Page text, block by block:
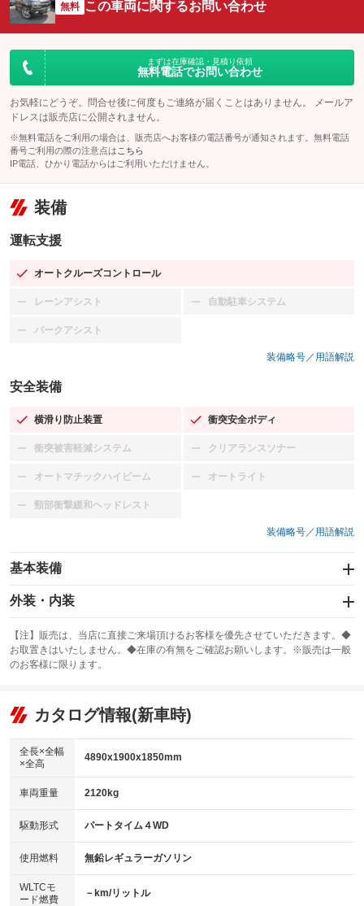
無料 この車両に関するお問い合わせ
まずは在庫確認・見積り依頼
無料電話でお問い合わせ
お気軽にどうぞ。問合せ後に何度もご連絡が届くことはありません。 メールア
ドレスは販売店に公開されません。
※無料電話をご利用の場合は、販売店へお客様の電話番号が通知されます。無料電話
番号ご利用の際の注意点は こちら
IP電話、ひかり電話からはご利用いただけません。
装備
運転支援
オートクルーズコントロール
：装備あり
レーンアシスト
：装備なし 自動駐車システム
：装備なし
パークアシスト
：装備なし
装備略号／用語解説
安全装備
横滑り防止装置
：装備あり 衝突安全ボディ
：装備あり
衝突被害軽減システム
：装備なし クリアランスソナー
：装備なし
オートマチックハイビーム
：装備なし オートライト
：装備なし
頸部衝撃緩和ヘッドレスト
：装備なし
装備略号／用語解説
基本装備
エアバッグ：運転席/助手席/サイド
：装備あり
：装備なし
サンルーフ
：装備あり ABS
リフトアップ
：装備なし
：装備なし
パワーウィンドウ
アイドリングストップ
：装備なし
USB入力端子
：装備あり
100V電源
：装備なし
センターデフロック
：装備なし
外装・内装
カーナビ：SDナビ
：装備あり
TV：フルセグ
：装備あり
ビジュアル：-／DVD再生
：装備あり
アルミホイール：20インチ
：装備あり
HID(キセノンライト)
バックカメラ
エアロ
：装備なし
【注】販売は、当店に直接ご来場頂けるお客様を優先させていただきます。◆
お取置きはいたしません。◆在庫の有無をご確認お願いします。※販売は一般
のお客様に限ります。
カタログ情報(新車時)
全長×全幅
×全高
4890x1900x1850mm
車両重量 2120kg
駆動形式 パートタイム４WD
使用燃料 無鉛レギュラーガソリン
WLTCモ
ード燃費
－km/リットル